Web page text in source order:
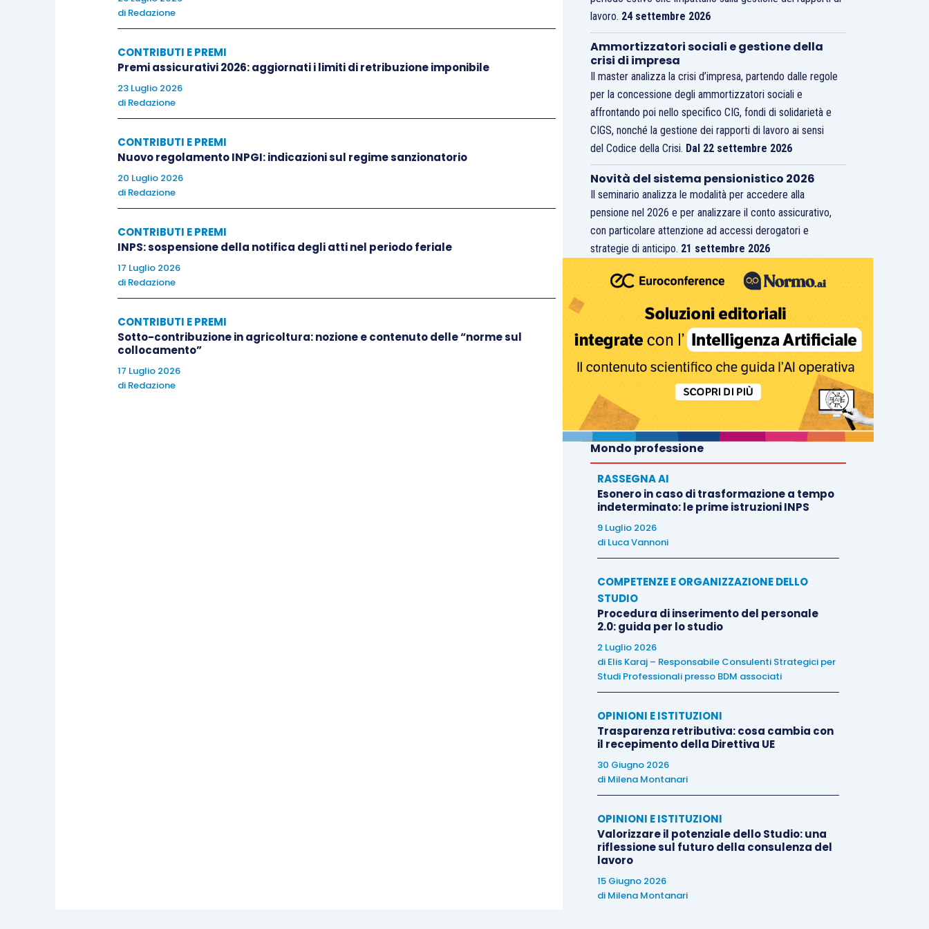
una nuova richiesta di “Com. Bidirezionale”, selezionando preventivamente la posizione
nell’oggetto deve essere selezionata l’opzione “Recupero del Credito” > “Dilazione
Amministrativa”;
nel testo, a contenuto libero, deve essere riportata la data della domanda di
dilazione in corso, il nuovo numero di rate in cui si chiede di rideterminare il piano e
le Gestioni coinvolte.
di Redazione
CONTRIBUTI E PREMI
Premi assicurativi 2026: aggiornati i limiti di retribuzione imponibile
23 Luglio 2026
di Redazione
CONTRIBUTI E PREMI
Nuovo regolamento INPGI: indicazioni sul regime sanzionatorio
20 Luglio 2026
di Redazione
CONTRIBUTI E PREMI
INPS: sospensione della notifica degli atti nel periodo feriale
17 Luglio 2026
di Redazione
CONTRIBUTI E PREMI
Sotto-contribuzione in agricoltura: nozione e contenuto delle “norme sul
collocamento”
17 Luglio 2026
di Redazione
lavoro. 24 settembre 2026
Ammortizzatori sociali e gestione della
crisi di impresa
Il master analizza la crisi d’impresa, partendo dalle regole
per la concessione degli ammortizzatori sociali e
affrontando poi nello specifico CIG, fondi di solidarietà e
CIGS, nonché la gestione dei rapporti di lavoro ai sensi
del Codice della Crisi. Dal 22 settembre 2026
Novità del sistema pensionistico 2026
Il seminario analizza le modalità per accedere alla
pensione nel 2026 e per analizzare il conto assicurativo,
con particolare attenzione ad accessi derogatori e
strategie di anticipo. 21 settembre 2026
Mondo professione
RASSEGNA AI
Esonero in caso di trasformazione a tempo
indeterminato: le prime istruzioni INPS
9 Luglio 2026
di Luca Vannoni
COMPETENZE E ORGANIZZAZIONE DELLO
STUDIO
Procedura di inserimento del personale
2.0: guida per lo studio
2 Luglio 2026
di Elis Karaj – Responsabile Consulenti Strategici per
Studi Professionali presso BDM associati
OPINIONI E ISTITUZIONI
Trasparenza retributiva: cosa cambia con
il recepimento della Direttiva UE
30 Giugno 2026
di Milena Montanari
OPINIONI E ISTITUZIONI
Valorizzare il potenziale dello Studio: una
riflessione sul futuro della consulenza del
lavoro
15 Giugno 2026
di Milena Montanari